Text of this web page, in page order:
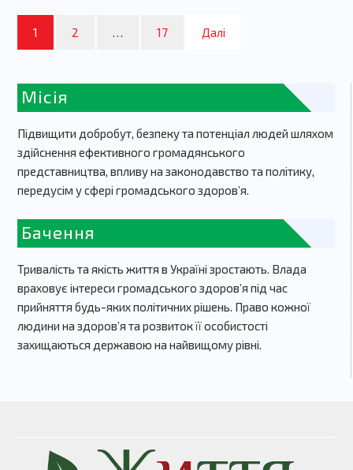
1 2 … 17 Далі
Місія
Підвищити добробут, безпеку та потенціал людей шляхом
здійснення ефективного громадянського
представництва, впливу на законодавство та політику,
передусім у сфері громадського здоров’я.
Бачення
Тривалість та якість життя в Україні зростають. Влада
враховує інтереси громадського здоров’я під час
прийняття будь-яких політичних рішень. Право кожної
людини на здоров’я та розвиток її особистості
захищаються державою на найвищому рівні.